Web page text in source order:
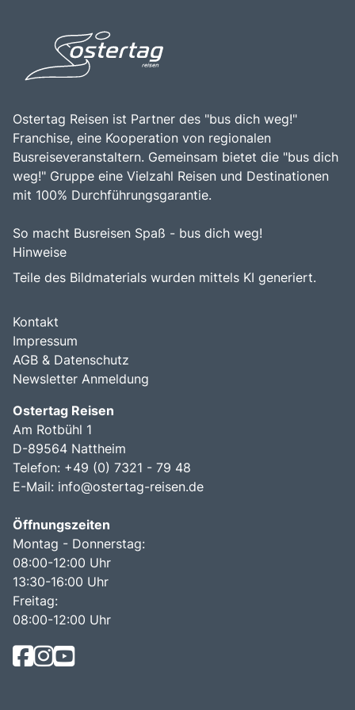
der Möglichkeit, die italienische Küche zu genießen,
macht die Borromäischen Inseln zu einem unvergesslichen
Ziel für Reisende.
alle, die die Faszination dieser einzigartigen Region
entdecken möchten.
Ostertag Reisen ist Partner des "bus dich weg!"
Franchise, eine Kooperation von regionalen
Busreiseveranstaltern. Gemeinsam bietet die "bus dich
weg!" Gruppe eine Vielzahl Reisen und Destinationen
mit 100% Durchführungsgarantie.
So macht Busreisen Spaß - bus dich weg!
Hinweise
Teile des Bildmaterials wurden mittels KI generiert.
Kontakt
Impressum
AGB & Datenschutz
Newsletter Anmeldung
Ostertag Reisen
Am Rotbühl 1
D-89564 Nattheim
Telefon: +49 (0) 7321 - 79 48
E-Mail: info@ostertag-reisen.de
Öffnungszeiten
Montag - Donnerstag:
08:00-12:00 Uhr
13:30-16:00 Uhr
Freitag:
08:00-12:00 Uhr